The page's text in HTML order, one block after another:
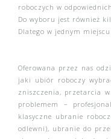
roboczych w
Do wyboru jest również
Dlatego w jednym
Oferowana przez nas
jaki ubiór roboczy
zniszczenia, przetarcia
problemem –
klasyczne ubranie
odlewni), ubranie do